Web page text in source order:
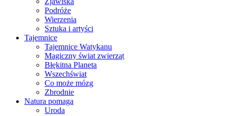
Podróże
Wierzenia
Sztuka i artyści
Tajemnice
Tajemnice Watykanu
Magiczny świat zwierząt
Błękitna Planeta
Wszechświat
Co może mózg
Zbrodnie
Natura pomaga
Uroda